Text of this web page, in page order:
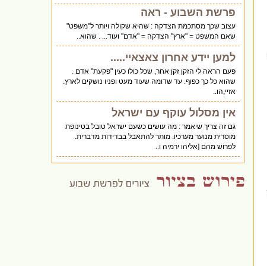
פרשת השבוע - ראה
עצוב שכך מסתכמת הצדקה : שהיא שקולה ויותר ל"משפט"
שאם המשפט = "ארץ" הצדקה = "אדם" ועוד... . שהוא..
למען יידע אחרון צאצאיי.....
פעם הראה לי הזקן זקן אחר, שכל כולו כעין "פקעת" אדם .
שהוא כל כך כפוף. עד שדומה שעוד מעט ופניו נושקים לארץ.
אזיי,הו..
אין מסלול עוקף עם ישראל
גם זה צריך שיאמר : מה עושים כשעם ישראל טובל בטינופת
מוסרית מנוער מערכיו. מותר להתאבל בבדידות מדברית.
לפרוש מהם [אליהו ירמיה ו..